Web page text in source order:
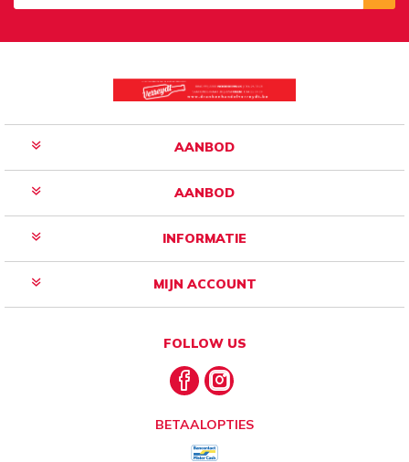
AANBOD
AANBOD
INFORMATIE
MIJN ACCOUNT
FOLLOW US
BETAALOPTIES